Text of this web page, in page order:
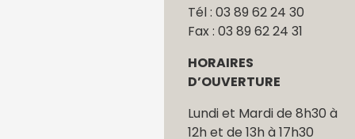
Tél : 03 89 62 24 30
Fax : 03 89 62 24 31
HORAIRES
D’OUVERTURE
Lundi et Mardi de 8h30 à
12h et de 13h à 17h30